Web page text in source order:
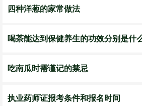
四种洋葱的家常做法
喝茶能达到保健养生的功效分别是什
吃南瓜时需谨记的禁忌
执业药师证报考条件和报名时间